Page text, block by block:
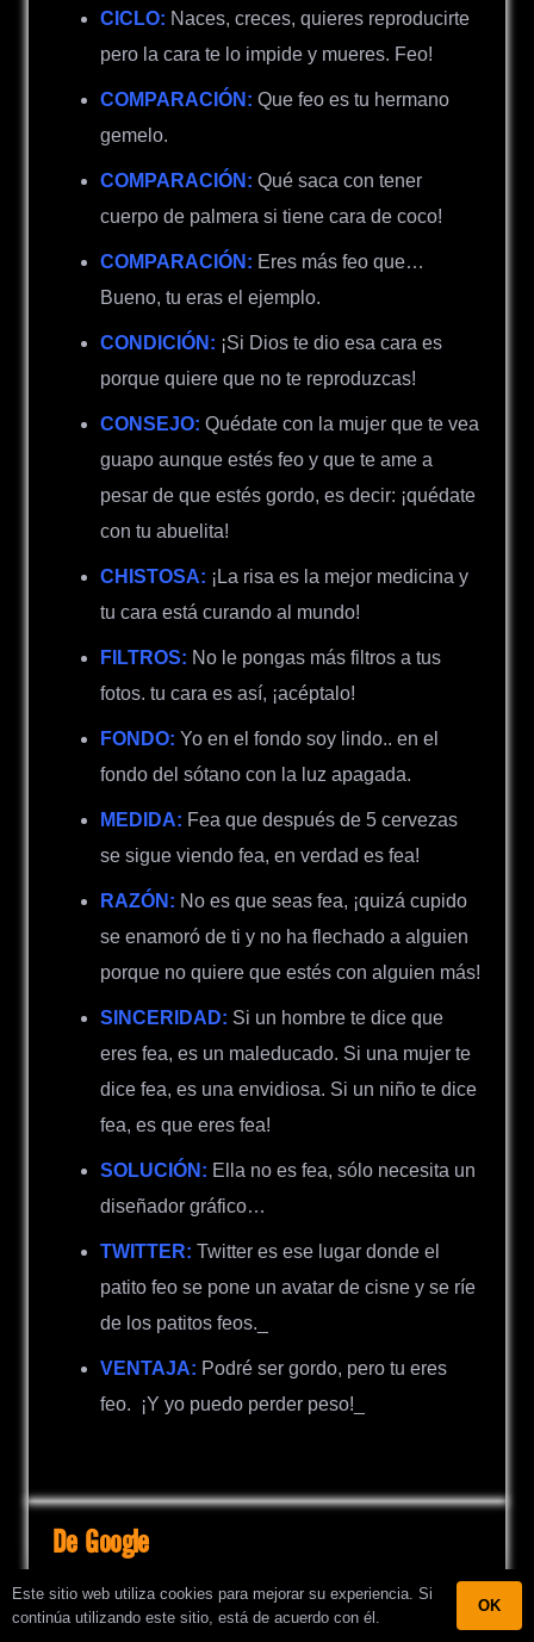
CICLO: Naces, creces, quieres reproducirte
pero la cara te lo impide y mueres. Feo!
COMPARACIÓN: Que feo es tu hermano
gemelo.
COMPARACIÓN: Qué saca con tener
cuerpo de palmera si tiene cara de coco!
COMPARACIÓN: Eres más feo que…
Bueno, tu eras el ejemplo.
CONDICIÓN: ¡Si Dios te dio esa cara es
porque quiere que no te reproduzcas!
CONSEJO: Quédate con la mujer que te vea
guapo aunque estés feo y que te ame a
pesar de que estés gordo, es decir: ¡quédate
con tu abuelita!
CHISTOSA: ¡La risa es la mejor medicina y
tu cara está curando al mundo!
FILTROS: No le pongas más filtros a tus
fotos. tu cara es así, ¡acéptalo!
FONDO: Yo en el fondo soy lindo.. en el
fondo del sótano con la luz apagada.
MEDIDA: Fea que después de 5 cervezas
se sigue viendo fea, en verdad es fea!
RAZÓN: No es que seas fea, ¡quizá cupido
se enamoró de ti y no ha flechado a alguien
porque no quiere que estés con alguien más!
SINCERIDAD: Si un hombre te dice que
eres fea, es un maleducado. Si una mujer te
dice fea, es una envidiosa. Si un niño te dice
fea, es que eres fea!
SOLUCIÓN: Ella no es fea, sólo necesita un
diseñador gráfico…
TWITTER: Twitter es ese lugar donde el
patito feo se pone un avatar de cisne y se ríe
de los patitos feos._
VENTAJA: Podré ser gordo, pero tu eres
feo. ¡Y yo puedo perder peso!_
De Google
Este sitio web utiliza cookies para mejorar su experiencia. Si
continúa utilizando este sitio, está de acuerdo con él.
OK